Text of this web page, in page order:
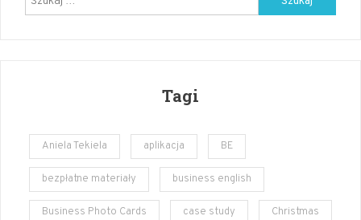
Tagi
Aniela Tekiela aplikacja BE
bezpłatne materiały business english
Business Photo Cards case study Christmas